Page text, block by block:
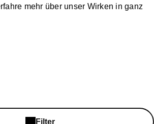
mehr über unser Wirken in ganz
Filter